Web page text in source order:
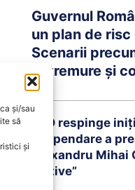
și/sau
să
și
Guvernul
un plan de
Scenarii
cutremure și
PSD respinge
suspendare a
Alexandru Mihai
motive”